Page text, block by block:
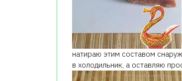
натираю этим составом
в холодильник, а оставляю